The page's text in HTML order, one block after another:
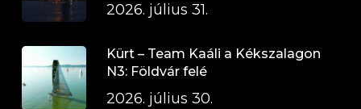
2026. július 31.
Kürt – Team Kaáli a Kékszalagon
N3: Földvár felé
2026. július 30.